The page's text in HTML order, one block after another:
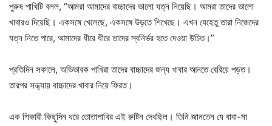
পুরুষ পাখিটি বলল, “আমরা আমাদের বাচ্চাদের ভালো যত্ন নিয়েছি। আমরা তাদের ভালো
খাবারও দিয়েছি। একসঙ্গে খেলেছে, একসঙ্গে উড়তে শিখেছে। এখন যেহেতু তারা নিজেদের
যত্ন নিতে পারে, আমাদের ধীরে ধীরে তাদের স্বনির্ভর হতে দেওয়া উচিত।”
প্রতিদিন সকালে, অভিভাবক পাখিরা তাদের বাচ্চাদের জন্য খাবার আনতে বেরিয়ে পড়ত।
তারপর সন্ধ্যায় বাচ্চাদের খাবার নিয়ে ফিরত।
এক শিকারী কিছুদিন ধরে তোতাপাখির এই রুটিন দেখছিল। তিনি জানতেন যে বাবা-মা